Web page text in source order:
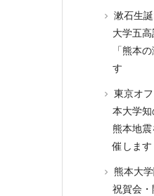
漱石生
大学五
「熊本
す
東京オ
本大学
熊本地
催します
熊本大
祝賀会